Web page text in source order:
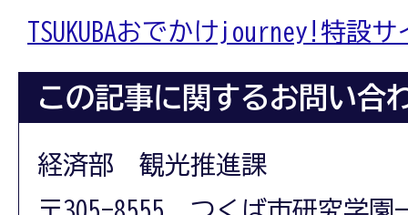
TSUKUBAおでかけjourney!特設サ
この記事に関するお問い合
経済部 観光推進課